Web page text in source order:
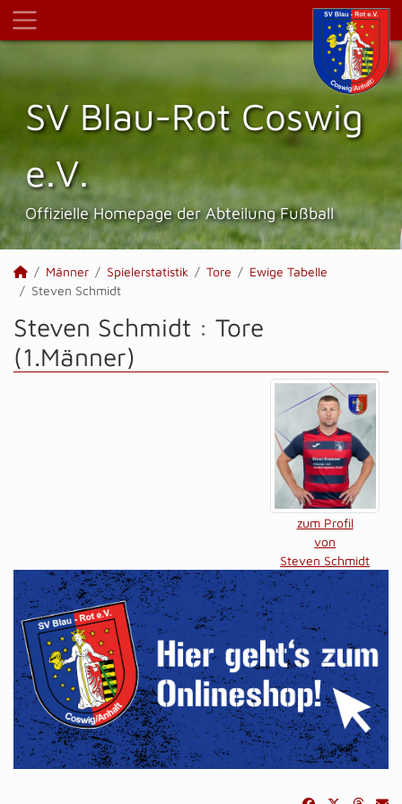
SV Blau-Rot Coswig
e.V.
Offizielle Homepage der Abteilung Fußball
Männer Spielerstatistik Tore
Ewige Tabelle
Steven Schmidt
Steven Schmidt : Tore
(1.Männer)
zum Profil
von
Steven Schmidt